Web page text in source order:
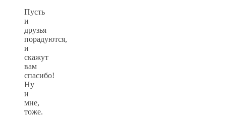
Пусть
и
друзья
порадуются,
и
скажут
вам
спасибо!
Ну
и
мне,
тоже.